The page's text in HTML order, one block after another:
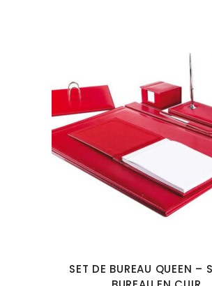
SET DE BUREAU QUEEN –